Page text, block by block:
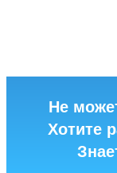
Не
Хотите